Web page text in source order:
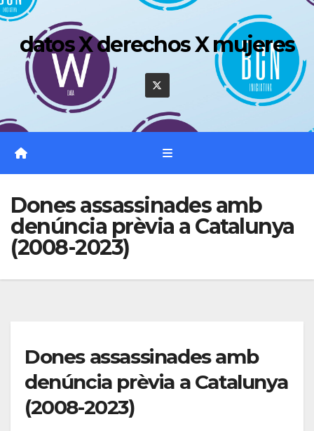
Saltar
contenido
datos X derechos X mujeres
Dones assassinades amb
denúncia prèvia a Catalunya
(2008-2023)
Dones assassinades amb
denúncia prèvia a Catalunya
(2008-2023)